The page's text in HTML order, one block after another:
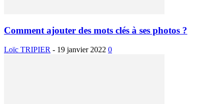
Comment ajouter des mots clés à ses photos ?
Loïc TRIPIER - 19 janvier 2022 0